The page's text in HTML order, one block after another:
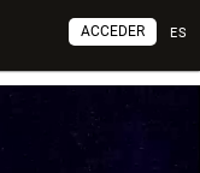
ES
ACCEDER